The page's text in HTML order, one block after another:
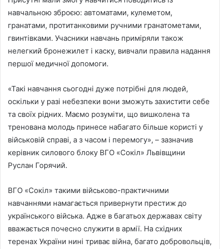
навчальною зброєю: автоматами, кулеметом,
гранатами, протитанковими ручними гранатометами,
гвинтівками. Учасники навчань приміряли також
нелегкий бронежилет і каску, вивчали правила надання
першої медичної допомоги.
«Такі навчання сьогодні дуже потрібні для людей,
оскільки у разі небезпеки вони зможуть захистити себе
та своїх рідних. Маємо розуміти, що вишколена та
тренована молодь принесе набагато більше користі у
військовій справі, а з часом і перемогу», – зазначив
керівник силового блоку ВГО «Сокіл» Львівщини
Руслан Горячий.
ВГО «Сокіл» такими військово-практичними
навчаннями намагається привернути престиж до
українського війська. Адже в багатьох державах світу
вважається почесно служити в армії. На східних
теренах України нині триває війна, багато добровольців,